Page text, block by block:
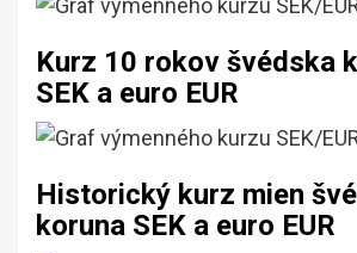
Kurz 10 rokov švédska
SEK a euro EUR
Historický kurz mien
koruna SEK a euro EUR